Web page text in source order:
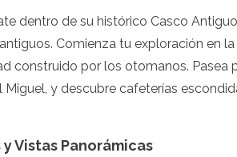
dentro de su histórico Casco
Comienza tu exploración en
construido por los otomanos. Pasea
y descubre cafeterías
Vistas Panorámicas